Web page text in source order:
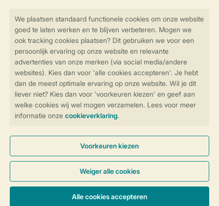
Controle over jouw gegevens &
Instellingen wijzigen
Veilig en snel online boeken
Veilige gegevensoverdracht
Veilige betaling
Algemene Voorwaarden Privacy Notice
Cookies en banners
Toegankelijkheid © 2026 Landal